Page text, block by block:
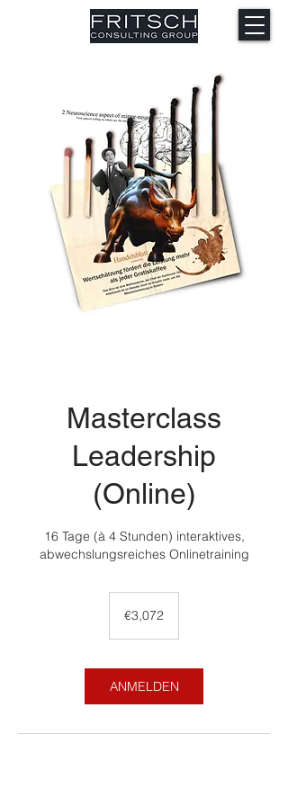
Masterclass
Leadership
(Online)
16 Tage (à 4 Stunden) interaktives,
abwechslungsreiches Onlinetraining
€3,072
ANMELDEN